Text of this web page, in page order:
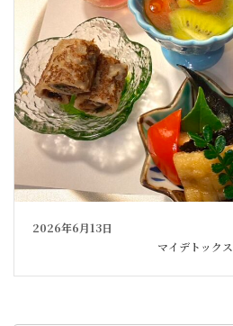
2026年6月13日
マイデトックス